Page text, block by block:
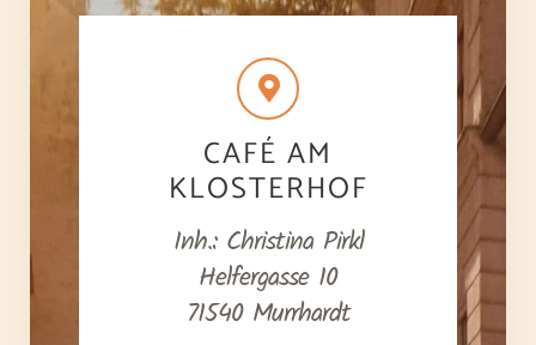
CAFÉ AM
KLOSTERHOF
Inh.: Christina Pirkl
Helfergasse 10
71540 Murrhardt